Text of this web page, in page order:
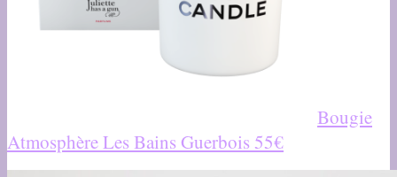
Bougie
Atmosphère Les Bains Guerbois 55€